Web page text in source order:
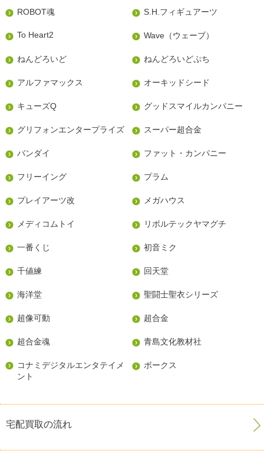
ROBOT魂
S.H.フィギュアーツ
To Heart2 Wave（ウェーブ）
ねんどろいど ねんどろいどぷち
アルファマックス オーキッドシード
キューズQ グッドスマイルカンパニー
グリフォンエンタープライズ スーパー超合金
バンダイ ファット・カンパニー
フリーイング プラム
プレイアーツ改 メガハウス
メディコムトイ リボルテックヤマグチ
一番くじ 初音ミク
千値練 回天堂
海洋堂 聖闘士聖衣シリーズ
超像可動 超合金
超合金魂 青島文化教材社
コナミデジタルエンタテイメ
ント
ボークス
宅配買取の流れ